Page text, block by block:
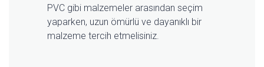
PVC gibi malzemeler arasından seçim
yaparken, uzun ömürlü ve dayanıklı bir
malzeme tercih etmelisiniz.